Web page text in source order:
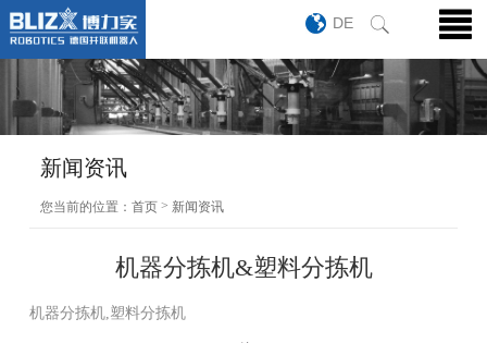
DE
新闻资讯
您当前的位置：首页 > 新闻资讯
机器分拣机&塑料分拣机
机器分拣机,塑料分拣机